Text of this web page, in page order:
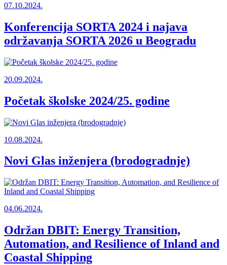
07.10.2024.
Konferencija SORTA 2024 i najava
održavanja SORTA 2026 u Beogradu
20.09.2024.
Početak školske 2024/25. godine
10.08.2024.
Novi Glas inženjera (brodogradnje)
04.06.2024.
Održan DBIT: Energy Transition,
Automation, and Resilience of Inland and
Coastal Shipping